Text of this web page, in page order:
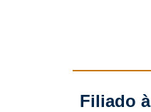
Filiado à